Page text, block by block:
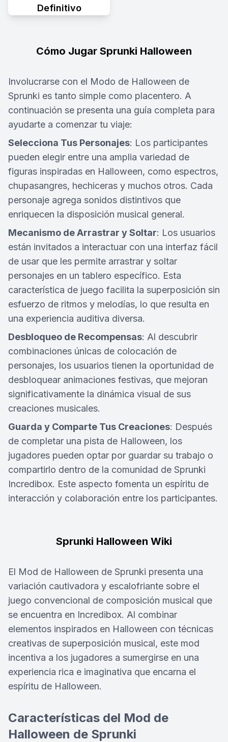
Definitivo
Cómo Jugar Sprunki Halloween
Involucrarse con el Modo de Halloween de
Sprunki es tanto simple como placentero. A
continuación se presenta una guía completa para
ayudarte a comenzar tu viaje:
Selecciona Tus Personajes: Los participantes
pueden elegir entre una amplia variedad de
figuras inspiradas en Halloween, como espectros,
chupasangres, hechiceras y muchos otros. Cada
personaje agrega sonidos distintivos que
enriquecen la disposición musical general.
Mecanismo de Arrastrar y Soltar: Los usuarios
están invitados a interactuar con una interfaz fácil
de usar que les permite arrastrar y soltar
personajes en un tablero específico. Esta
característica de juego facilita la superposición sin
esfuerzo de ritmos y melodías, lo que resulta en
una experiencia auditiva diversa.
Desbloqueo de Recompensas: Al descubrir
combinaciones únicas de colocación de
personajes, los usuarios tienen la oportunidad de
desbloquear animaciones festivas, que mejoran
significativamente la dinámica visual de sus
creaciones musicales.
Guarda y Comparte Tus Creaciones: Después
de completar una pista de Halloween, los
jugadores pueden optar por guardar su trabajo o
compartirlo dentro de la comunidad de Sprunki
Incredibox. Este aspecto fomenta un espíritu de
interacción y colaboración entre los participantes.
Sprunki Halloween Wiki
El Mod de Halloween de Sprunki presenta una
variación cautivadora y escalofriante sobre el
juego convencional de composición musical que
se encuentra en Incredibox. Al combinar
elementos inspirados en Halloween con técnicas
creativas de superposición musical, este mod
incentiva a los jugadores a sumergirse en una
experiencia rica e imaginativa que encarna el
espíritu de Halloween.
Características del Mod de
Halloween de Sprunki